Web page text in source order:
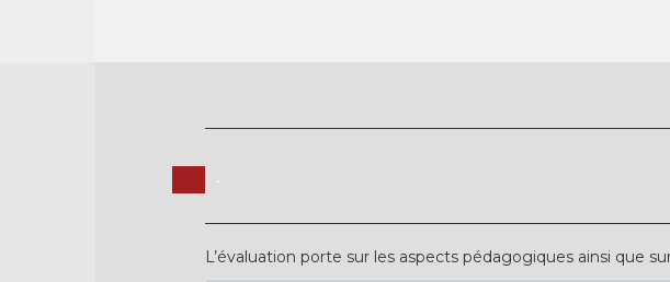
.
L’évaluation porte sur les aspects pédagogiques ainsi que